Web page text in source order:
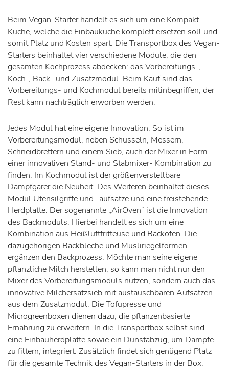
Beim Vegan-Starter handelt es sich um eine Kompakt-
Küche, welche die Einbauküche komplett ersetzen soll und
somit Platz und Kosten spart. Die Transportbox des Vegan-
Starters beinhaltet vier verschiedene Module, die den
gesamten Kochprozess abdecken: das Vorbereitungs-,
Koch-, Back- und Zusatzmodul. Beim Kauf sind das
Vorbereitungs- und Kochmodul bereits mitinbegriffen, der
Rest kann nachträglich erworben werden.
Jedes Modul hat eine eigene Innovation. So ist im
Vorbereitungsmodul, neben Schüsseln, Messern,
Schneidbrettern und einem Sieb, auch der Mixer in Form
einer innovativen Stand- und Stabmixer- Kombination zu
finden. Im Kochmodul ist der größenverstellbare
Dampfgarer die Neuheit. Des Weiteren beinhaltet dieses
Modul Utensilgriffe und -aufsätze und eine freistehende
Herdplatte. Der sogenannte „AirOven“ ist die Innovation
des Backmoduls. Hierbei handelt es sich um eine
Kombination aus Heißluftfritteuse und Backofen. Die
dazugehörigen Backbleche und Müsliriegelformen
ergänzen den Backprozess. Möchte man seine eigene
pflanzliche Milch herstellen, so kann man nicht nur den
Mixer des Vorbereitungsmoduls nutzen, sondern auch das
innovative Milchersatzsieb mit austauschbaren Aufsätzen
aus dem Zusatzmodul. Die Tofupresse und
Microgreenboxen dienen dazu, die pflanzenbasierte
Ernährung zu erweitern. In die Transportbox selbst sind
eine Einbauherdplatte sowie ein Dunstabzug, um Dämpfe
zu filtern, integriert. Zusätzlich findet sich genügend Platz
für die gesamte Technik des Vegan-Starters in der Box.